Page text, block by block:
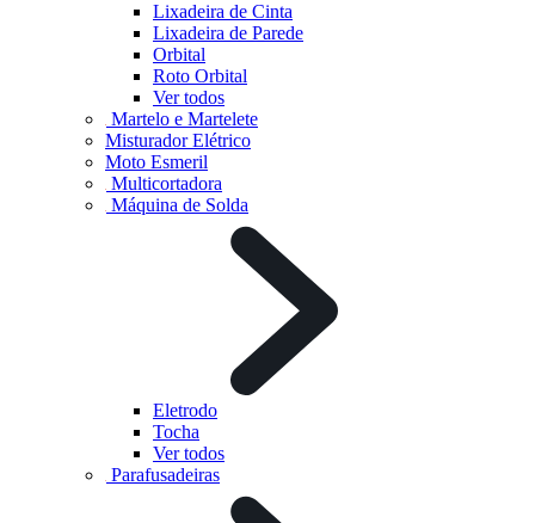
Lixadeira de Cinta
Lixadeira de Parede
Orbital
Roto Orbital
Ver todos
Martelo e Martelete
Misturador Elétrico
Moto Esmeril
Multicortadora
Máquina de Solda
Eletrodo
Tocha
Ver todos
Parafusadeiras